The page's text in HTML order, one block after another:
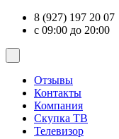
8 (927) 197 20 07
с 09:00 до 20:00
Отзывы
Контакты
Компания
Скупка ТВ
Телевизор